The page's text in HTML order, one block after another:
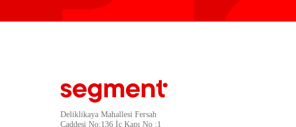
Deliklikaya Mahallesi Fersah
Caddesi No:136 İç Kapı No :1